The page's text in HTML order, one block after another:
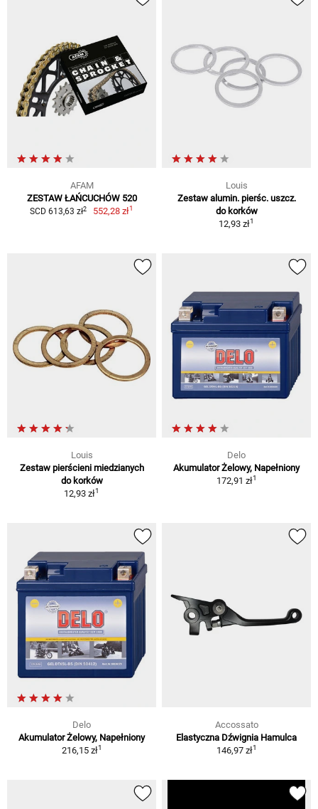
AFAM
ZESTAW ŁAŃCUCHÓW 520
SCD 613,63 zł2 552,28 zł1
Louis
Zestaw alumin. pierśc. uszcz.
do korków
12,93 zł1
Louis
Zestaw pierścieni miedzianych
do korków
12,93 zł1
Delo
Akumulator Żelowy, Napełniony
172,91 zł1
Delo
Akumulator Żelowy, Napełniony
216,15 zł1
Accossato
Elastyczna Dźwignia Hamulca
146,97 zł1